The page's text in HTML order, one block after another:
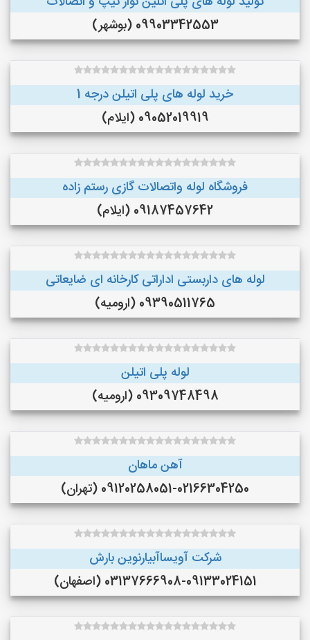
09903342553 (بوشهر)
خرید لوله های پلی اتیلن درجه 1
09052019919 (ایلام)
فروشگاه لوله واتصالات گازی رستم زاده
09187457642 (ایلام)
لوله های داربستی اداراتی کارخانه ای ضایعاتی
09390511765 (ارومیه)
لوله پلی اتیلن
09309748498 (ارومیه)
آهن ماهان
09120258051-02166304250 (تهران)
شرکت آویساآبیارنوین بارش
03137666908-09133024151 (اصفهان)